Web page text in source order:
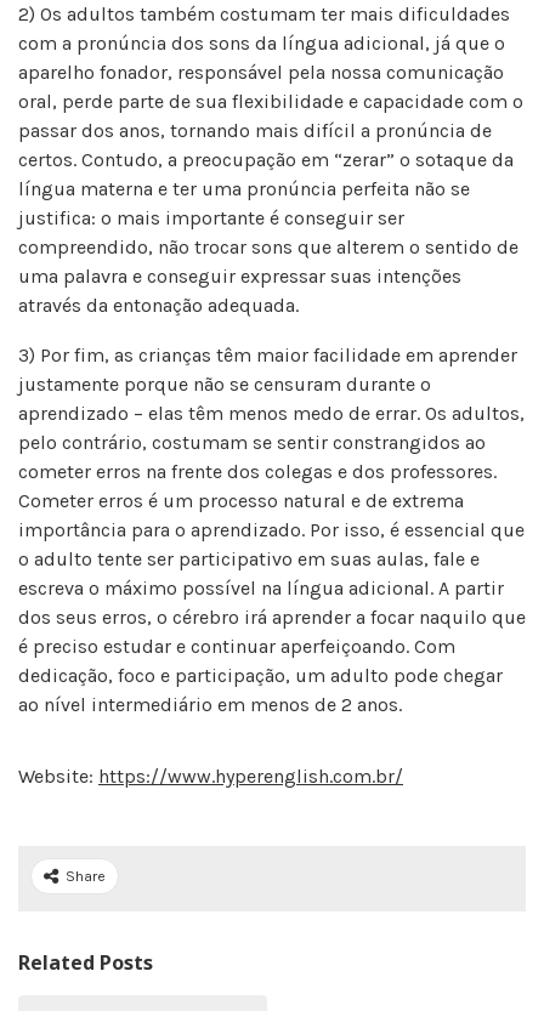
2) Os adultos também costumam ter mais dificuldades
com a pronúncia dos sons da língua adicional, já que o
aparelho fonador, responsável pela nossa comunicação
oral, perde parte de sua flexibilidade e capacidade com o
passar dos anos, tornando mais difícil a pronúncia de
certos. Contudo, a preocupação em “zerar” o sotaque da
língua materna e ter uma pronúncia perfeita não se
justifica: o mais importante é conseguir ser
compreendido, não trocar sons que alterem o sentido de
uma palavra e conseguir expressar suas intenções
através da entonação adequada.
3) Por fim, as crianças têm maior facilidade em aprender
justamente porque não se censuram durante o
aprendizado – elas têm menos medo de errar. Os adultos,
pelo contrário, costumam se sentir constrangidos ao
cometer erros na frente dos colegas e dos professores.
Cometer erros é um processo natural e de extrema
importância para o aprendizado. Por isso, é essencial que
o adulto tente ser participativo em suas aulas, fale e
escreva o máximo possível na língua adicional. A partir
dos seus erros, o cérebro irá aprender a focar naquilo que
é preciso estudar e continuar aperfeiçoando. Com
dedicação, foco e participação, um adulto pode chegar
ao nível intermediário em menos de 2 anos.
Website: https://www.hyperenglish.com.br/
Share
Related Posts